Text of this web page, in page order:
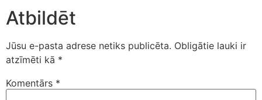
Atbildēt
Jūsu e-pasta adrese netiks publicēta. Obligātie lauki ir
atzīmēti kā *
Komentārs *